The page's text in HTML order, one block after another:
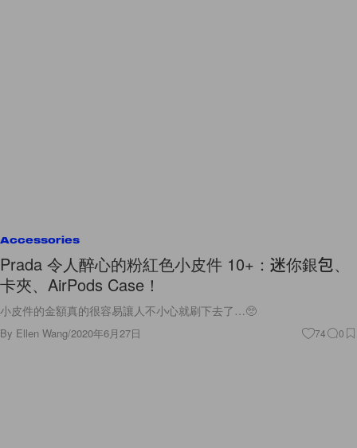
Accessories
Prada 令人醉心的粉紅色小皮件 10+：迷你銀包、
卡夾、AirPods Case！
小皮件的金額真的很容易讓人不小心就刷下去了…🥺
By Ellen Wang/2020年6月27日 74 0